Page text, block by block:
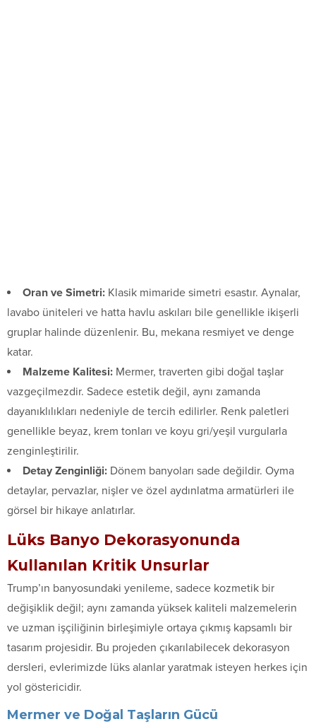
Oran ve Simetri: Klasik mimaride simetri esastır. Aynalar,
lavabo üniteleri ve hatta havlu askıları bile genellikle ikişerli
gruplar halinde düzenlenir. Bu, mekana resmiyet ve denge
katar.
Malzeme Kalitesi: Mermer, traverten gibi doğal taşlar
vazgeçilmezdir. Sadece estetik değil, aynı zamanda
dayanıklılıkları nedeniyle de tercih edilirler. Renk paletleri
genellikle beyaz, krem tonları ve koyu gri/yeşil vurgularla
zenginleştirilir.
Detay Zenginliği: Dönem banyoları sade değildir. Oyma
detaylar, pervazlar, nişler ve özel aydınlatma armatürleri ile
görsel bir hikaye anlatırlar.
Lüks Banyo Dekorasyonunda
Kullanılan Kritik Unsurlar
Trump’ın banyosundaki yenileme, sadece kozmetik bir
değişiklik değil; aynı zamanda yüksek kaliteli malzemelerin
ve uzman işçiliğinin birleşimiyle ortaya çıkmış kapsamlı bir
tasarım projesidir. Bu projeden çıkarılabilecek dekorasyon
dersleri, evlerimizde lüks alanlar yaratmak isteyen herkes için
yol göstericidir.
Mermer ve Doğal Taşların Gücü